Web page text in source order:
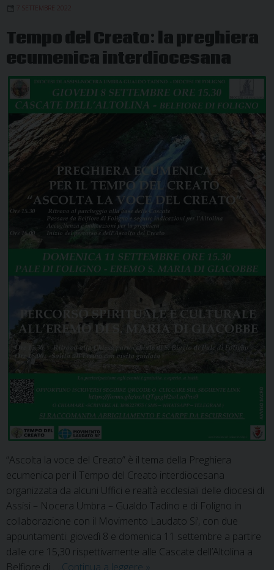
il
creato
7 SETTEMBRE 2022
Tempo del Creato: la preghiera
ecumenica interdiocesana
“Ascolta la voce del Creato” è il tema della Preghiera
ecumenica per il Tempo del Creato interdiocesana
organizzata da alcuni Uffici e realtà ecclesiali delle diocesi di
Assisi – Nocera Umbra – Gualdo Tadino e di Foligno in
collaborazione con il Movimento Laudato Si’, con due
appuntamenti: giovedì 8 e domenica 11 settembre a partire
dalle ore 15,30 rispettivamente alle Cascate dell’Altolina a
Belfiore di … Continua a leggere Tempo
»